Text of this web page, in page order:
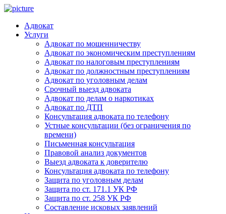
Адвокат
Услуги
Адвокат по мошенничеству
Адвокат по экономическим преступлениям
Адвокат по налоговым преступлениям
Адвокат по должностным преступлениям
Адвокат по уголовным делам
Срочный выезд адвоката
Адвокат по делам о наркотиках
Адвокат по ДТП
Консультация адвоката по телефону
Устные консультации (без ограничения по
времени)
Письменная консультация
Правовой анализ документов
Выезд адвоката к доверителю
Консультация адвоката по телефону
Защита по уголовным делам
Защита по ст. 171.1 УК РФ
Защита по ст. 258 УК РФ
Составление исковых заявлений